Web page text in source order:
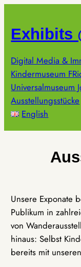
springen
Exhibits
Digital Media &
Kindermuseum
Universalmuseum
Ausstellungsstücke
English
Unsere Exponate
Publikum in
von
hinaus: Selbst
bereits mit